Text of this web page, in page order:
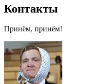
Контакты
Принём, принём!